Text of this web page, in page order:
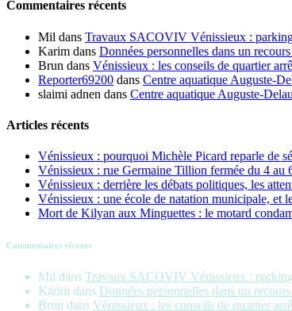
Commentaires récents
Mil dans Travaux SACOVIV Vénissieux : parking
Karim dans Données personnelles dans un
Brun dans Vénissieux : les conseils de quartier
Reporter69200 dans Centre aquatique Auguste-
slaimi adnen dans Centre aquatique Auguste-
Articles récents
Vénissieux : pourquoi Michèle Picard reparle de
Vénissieux : rue Germaine Tillion fermée du 4 au
Vénissieux : derrière les débats politiques, les
Vénissieux : une école de natation municipale, et
Mort de Kilyan aux Minguettes : le motard
Commentaires récents
Mil dans Travaux SACOVIV Vénissieux : parking
Karim dans Données personnelles dans un
Brun dans Vénissieux : les conseils de quartier